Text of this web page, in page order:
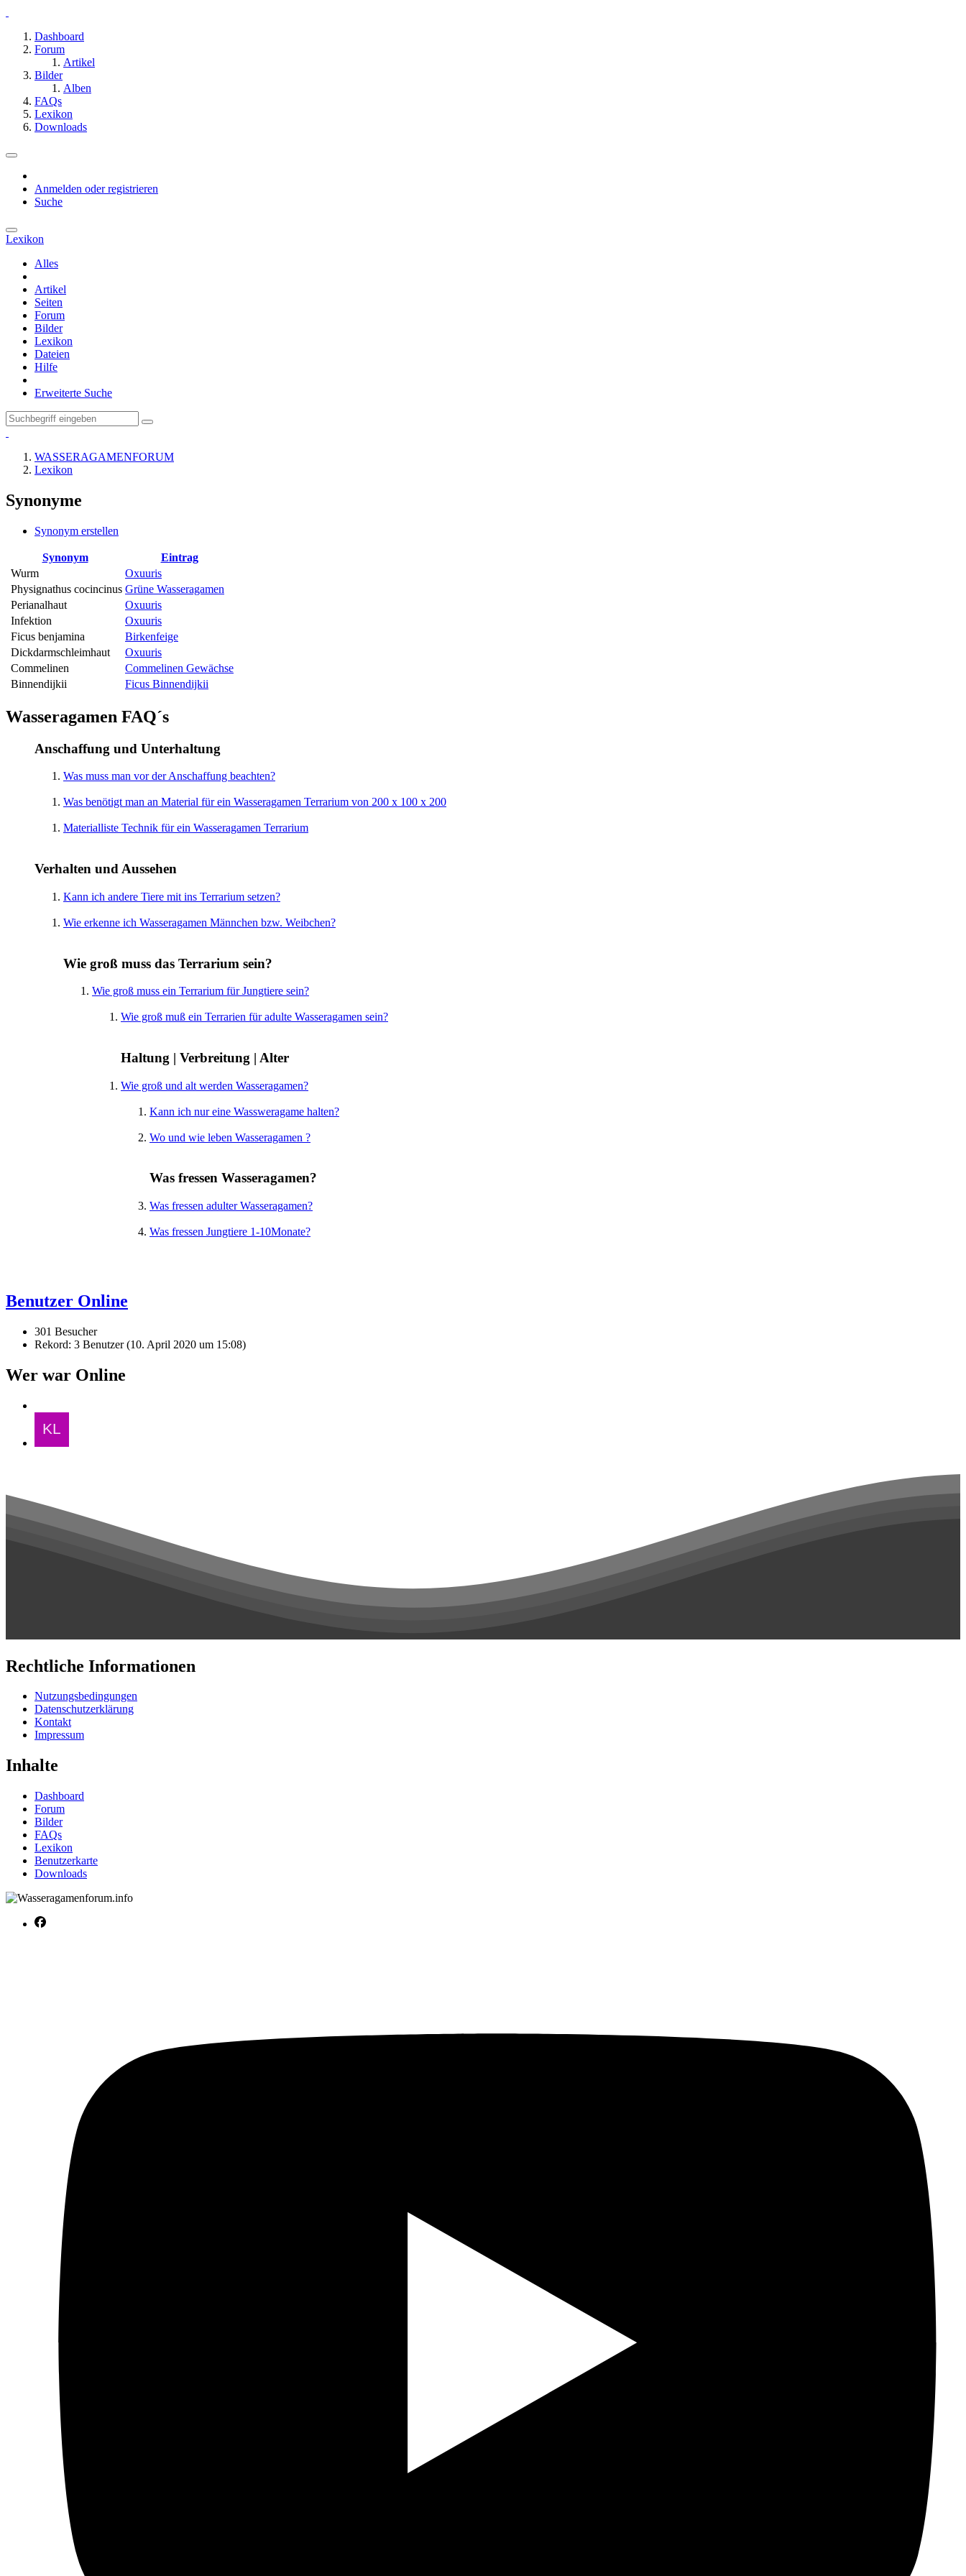
Dashboard
Forum
Artikel
Bilder
Alben
FAQs
Lexikon
Downloads
Anmelden oder registrieren
Suche
Lexikon
Alles
Artikel
Seiten
Forum
Bilder
Lexikon
Dateien
Hilfe
Erweiterte Suche
WASSERAGAMENFORUM
Lexikon
Synonyme
Synonym erstellen
Synonym
Eintrag
Wurm
Oxuuris
Physignathus cocincinus Grüne Wasseragamen
Perianalhaut
Oxuuris
Infektion
Oxuuris
Ficus benjamina
Birkenfeige
Dickdarmschleimhaut
Oxuuris
Commelinen
Commelinen Gewächse
Binnendijkii
Ficus Binnendijkii
Wasseragamen FAQ´s
Anschaffung und Unterhaltung
Was muss man vor der Anschaffung beachten?
Was benötigt man an Material für ein Wasseragamen Terrarium von 200 x 100 x 200
Materialliste Technik für ein Wasseragamen Terrarium
Verhalten und Aussehen
Kann ich andere Tiere mit ins Terrarium setzen?
Wie erkenne ich Wasseragamen Männchen bzw. Weibchen?
Wie groß muss das Terrarium sein?
Wie groß muss ein Terrarium für Jungtiere sein?
Wie groß muß ein Terrarien für adulte Wasseragamen sein?
Haltung | Verbreitung | Alter
Wie groß und alt werden Wasseragamen?
Kann ich nur eine Wassweragame halten?
Wo und wie leben Wasseragamen ?
Was fressen Wasseragamen?
Was fressen adulter Wasseragamen?
Was fressen Jungtiere 1-10Monate?
Benutzer Online
301 Besucher
Rekord: 3 Benutzer (10. April 2020 um 15:08)
Wer war Online
Rechtliche Informationen
Nutzungsbedingungen
Datenschutzerklärung
Kontakt
Impressum
Inhalte
Dashboard
Forum
Bilder
FAQs
Lexikon
Benutzerkarte
Downloads